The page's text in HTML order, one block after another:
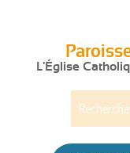
L'Église